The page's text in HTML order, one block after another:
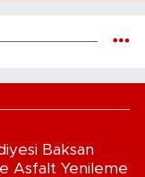
Baksan
Asfalt Yenileme